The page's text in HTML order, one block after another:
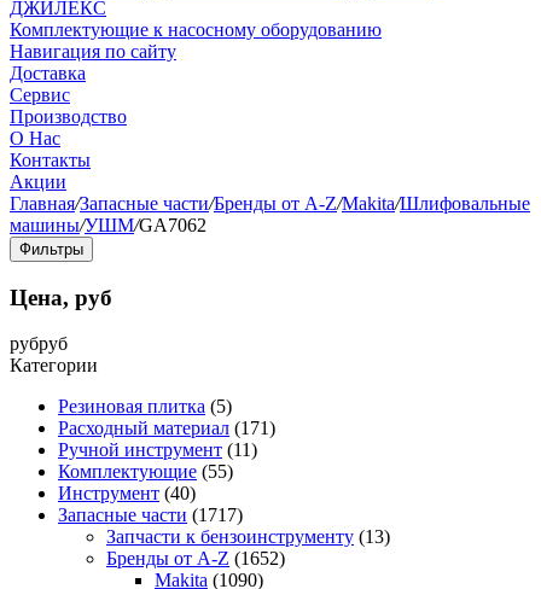
ДЖИЛЕКС
Комплектующие к насосному оборудованию
Навигация по сайту
Доставка
Сервис
Производство
О Нас
Контакты
Акции
Главная/Запасные части/Бренды от A-Z/Makita/Шлифовальные
машины/УШМ/GA7062
Фильтры
Цена, руб
рубруб
Категории
Резиновая плитка (5)
Расходный материал (171)
Ручной инструмент (11)
Комплектующие (55)
Инструмент (40)
Запасные части (1717)
Запчасти к бензоинструменту (13)
Бренды от A-Z (1652)
Makita (1090)